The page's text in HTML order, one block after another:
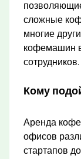
сложные
многие
кофемашин
сотрудников.
Кому
Аренда
офисов
стартапов